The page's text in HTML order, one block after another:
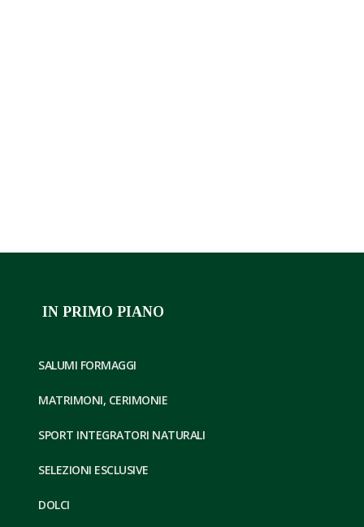
IN PRIMO PIANO
SALUMI FORMAGGI
MATRIMONI, CERIMONIE
SPORT INTEGRATORI NATURALI
SELEZIONI ESCLUSIVE
DOLCI